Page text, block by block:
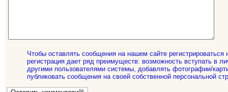
Чтобы оставлять сообщения на нашем сайте регистрироваться
регистрация дает ряд преимуществ: возможность вступать в
другими пользователями системы, добавлять фотографии/
публиковать сообщения на своей собственной персональной